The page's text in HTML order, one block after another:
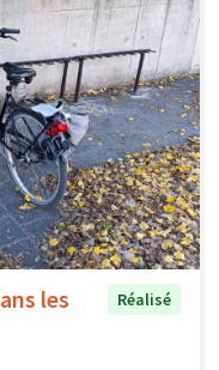
les
Réalisé